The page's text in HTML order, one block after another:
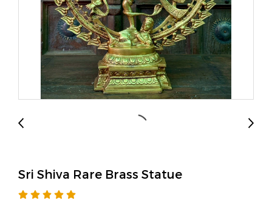
Sri Shiva Rare Brass Statue